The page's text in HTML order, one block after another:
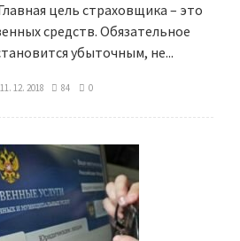
цель страховщика – это
средств. Обязательное
убыточным, не...
11. 12. 2018 84 0